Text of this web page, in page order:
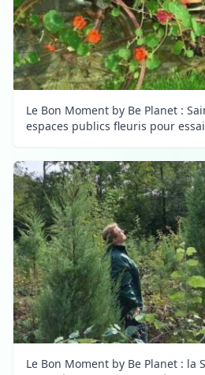
Le Bon Moment by Be Planet :
espaces publics fleuris pour
Le Bon Moment by Be Planet : la